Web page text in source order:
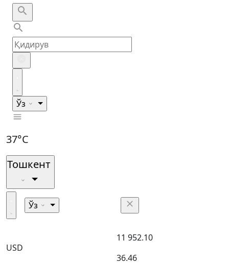
Ўз
37°C
Тошкент
Ўз
USD
11 952.10
36.46